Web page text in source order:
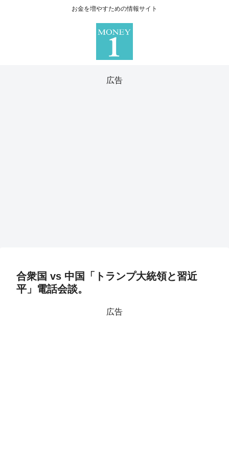
お金を増やすための情報サイト
広告
合衆国 vs 中国「トランプ大統領と習近
平」電話会談。
広告